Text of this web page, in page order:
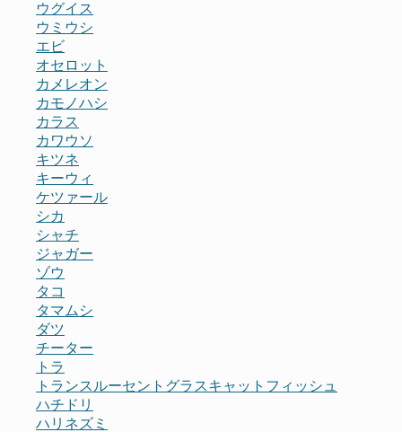
ウグイス
ウミウシ
エビ
オセロット
カメレオン
カモノハシ
カラス
カワウソ
キツネ
キーウィ
ケツァール
シカ
シャチ
ジャガー
ゾウ
タコ
タマムシ
ダツ
チーター
トラ
トランスルーセントグラスキャットフィッシュ
ハチドリ
ハリネズミ